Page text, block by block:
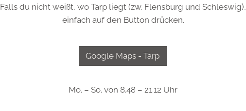
Falls du nicht weißt, wo Tarp liegt (zw. Flensburg und Schleswig),
einfach auf den Button drücken.
Google Maps - Tarp
Mo. – So. von 8.48 – 21.12 Uhr